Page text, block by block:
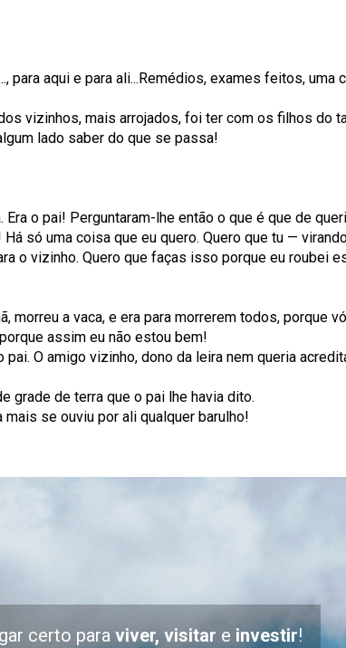
para aqui e para ali...Remédios, exames feitos,
vizinhos, mais arrojados, foi ter com os filhos do
lado saber do que se passa!
o pai! Perguntaram-lhe então o que é que de
só uma coisa que eu quero. Quero que tu —
o vizinho. Quero que faças isso porque eu roubei
morreu a vaca, e era para morrerem todos,
assim eu não estou bem!
O amigo vizinho, dono da leira nem queria
grade de terra que o pai lhe havia dito.
se ouviu por ali qualquer barulho!
certo para viver, visitar e investir!